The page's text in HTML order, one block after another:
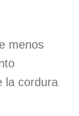
menos
la cordura